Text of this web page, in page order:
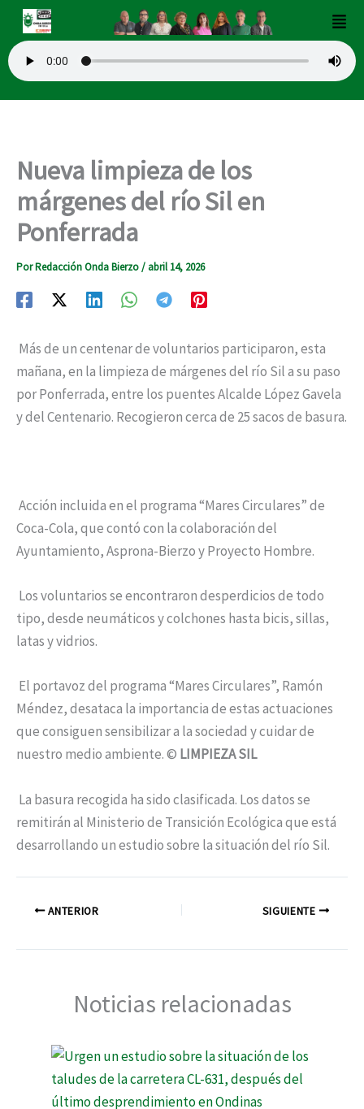
contenido
Nueva limpieza de los
márgenes del río Sil en
Ponferrada
PorRedacción Onda Bierzo/ abril 14, 2026
Más de un centenar de voluntarios participaron, esta
mañana, en la limpieza de márgenes del río Sil a su paso
por Ponferrada, entre los puentes Alcalde López Gavela
y del Centenario. Recogieron cerca de 25 sacos de basura.
Acción incluida en el programa “Mares Circulares” de
Coca-Cola, que contó con la colaboración del
Ayuntamiento, Asprona-Bierzo y Proyecto Hombre.
Los voluntarios se encontraron desperdicios de todo
tipo, desde neumáticos y colchones hasta bicis, sillas,
latas y vidrios.
El portavoz del programa “Mares Circulares”, Ramón
Méndez, desataca la importancia de estas actuaciones
que consiguen sensibilizar a la sociedad y cuidar de
nuestro medio ambiente. © LIMPIEZA SIL
La basura recogida ha sido clasificada. Los datos se
remitirán al Ministerio de Transición Ecológica que está
desarrollando un estudio sobre la situación del río Sil.
ANTERIOR SIGUIENTE
Noticias relacionadas